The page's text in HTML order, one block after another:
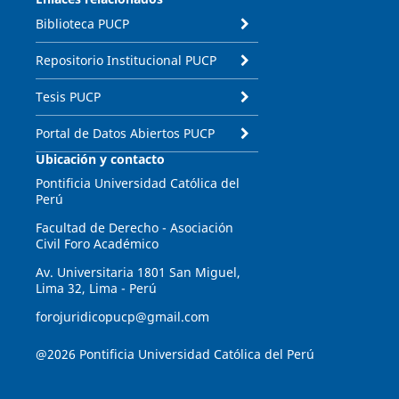
Biblioteca PUCP
Repositorio Institucional PUCP
Tesis PUCP
Portal de Datos Abiertos PUCP
Ubicación y contacto
Pontificia Universidad Católica del
Perú
Facultad de Derecho - Asociación
Civil Foro Académico
Av. Universitaria 1801 San Miguel,
Lima 32, Lima - Perú
forojuridicopucp@gmail.com
@2026 Pontificia Universidad Católica del Perú